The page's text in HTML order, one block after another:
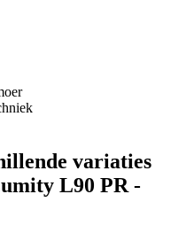
variaties
L90 PR -